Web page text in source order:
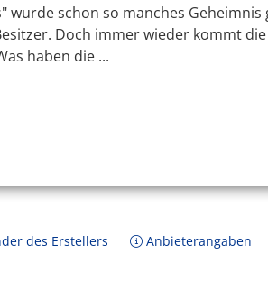
wurde schon so manches
Doch immer wieder kommt
haben die ...
des Erstellers Anbieterangaben